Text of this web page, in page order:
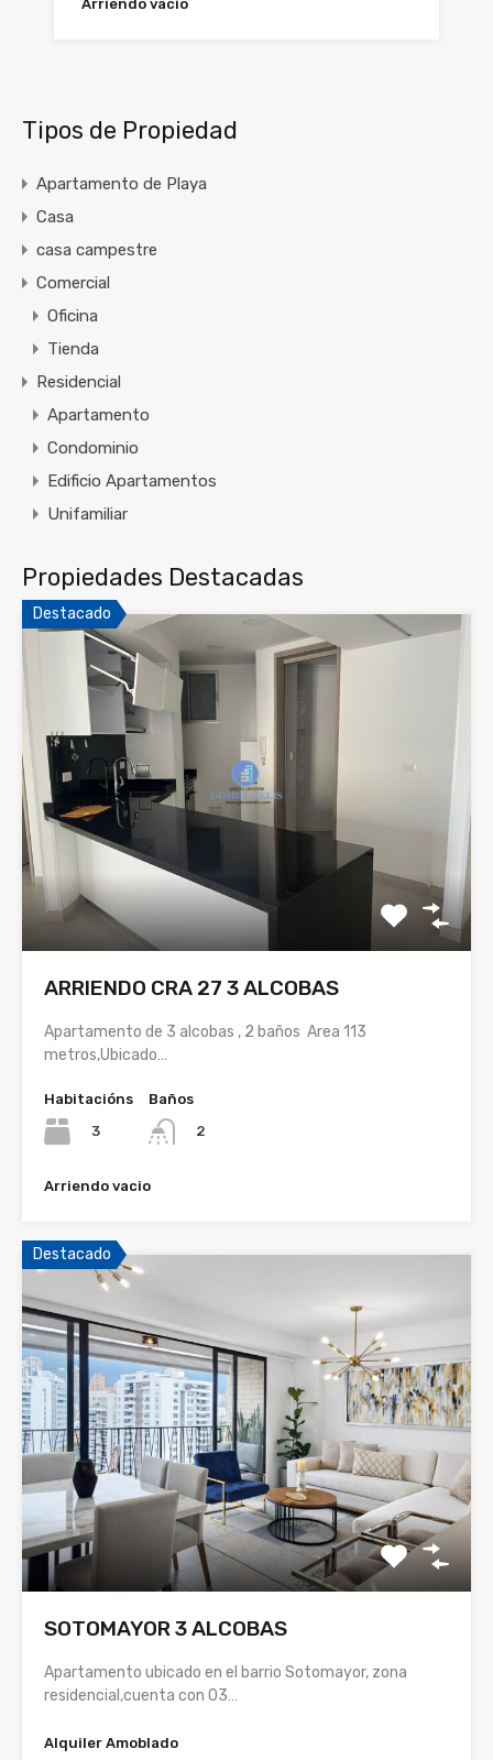
Arriendo vacio
Tipos de Propiedad
Apartamento de Playa
Casa
casa campestre
Comercial
Oficina
Tienda
Residencial
Apartamento
Condominio
Edificio Apartamentos
Unifamiliar
Propiedades Destacadas
Destacado
ARRIENDO CRA 27 3 ALCOBAS
Apartamento de 3 alcobas , 2 baños Area 113
metros,Ubicado…
Habitacións
3
Baños
2
Arriendo vacio
Destacado
SOTOMAYOR 3 ALCOBAS
Apartamento ubicado en el barrio Sotomayor, zona
residencial,cuenta con 03…
Alquiler Amoblado